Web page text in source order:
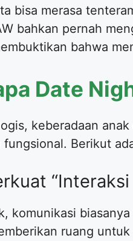
bisa merasa
bahkan pernah
bahwa
Date
keberadaan
Berikut
komunikasi
ruang untuk